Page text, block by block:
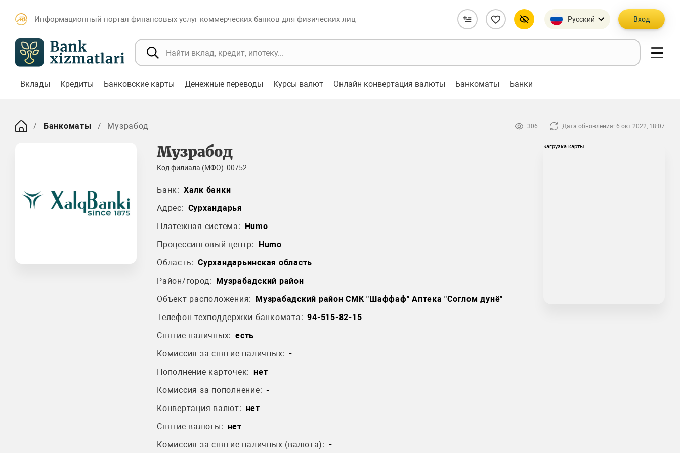
Информационный портал финансовых услуг коммерческих банков для физических лиц Русский Вход
Вклады Кредиты Банковские карты Денежные переводы Курсы валют Онлайн-конвертация валюты Банкоматы Банки
Банкоматы Музрабод 306 Дата обновления: 6 окт 2022, 18:07
Музрабод
Код филиала (МФО): 00752
Банк: Халк банки
Адрес: Сурхандарья
Платежная система: Humo
Процессинговый центр: Humo
Область: Сурхандарьинская область
Район/город: Музрабадский район
Объект расположения: Музрабадский район СМК "Шаффаф" Аптека "Соглом дунё"
Телефон техподдержки банкомата: 94-515-82-15
Снятие наличных: есть
Комиссия за снятие наличных: -
Пополнение карточек: нет
Комиссия за пополнение: -
Конвертация валют: нет
Снятие валюты: нет
Комиссия за снятие наличных (валюта): -
загрузка карты...